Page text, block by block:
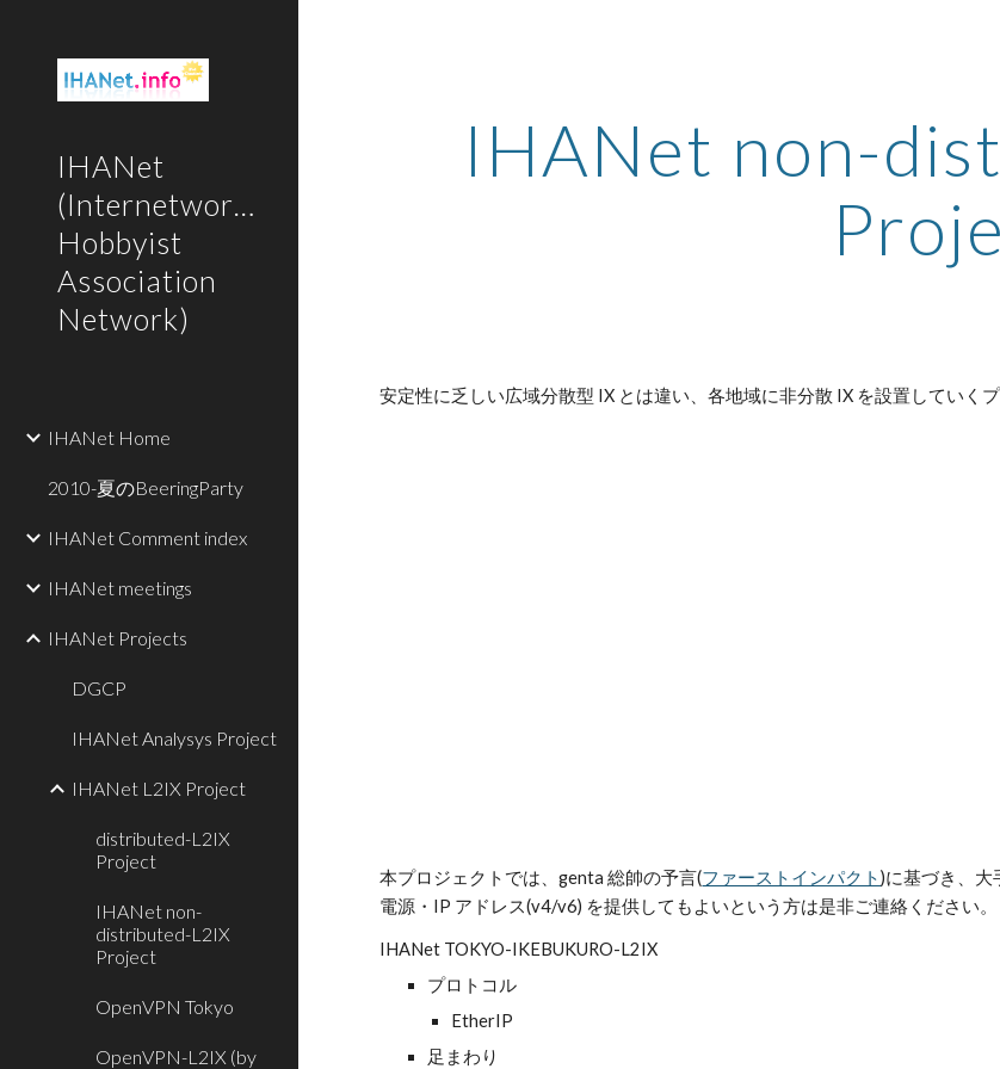
IHANet
(Internetworking
Hobbyist
Association
Network)
IHANet Home
2010-夏のBeeringParty
IHANet Comment index
IHANet meetings
IHANet Projects
DGCP
IHANet Analysys Project
IHANet L2IX Project
distributed-L2IX
Project
IHANet non-
distributed-L2IX
Project
OpenVPN Tokyo
OpenVPN-L2IX (by
IHANet non-
安定性に乏しい広域分散型 IX とは違い、各地域に非分散 IX を設置していくプ
本プロジェクトでは、genta 総帥の予言(ファーストインパクト)に基づき、大
電源・IP アドレス(v4/v6) を提供してもよいという方は是非ご連絡ください。
IHANet TOKYO-IKEBUKURO-L2IX
プロトコル
EtherIP
足まわり